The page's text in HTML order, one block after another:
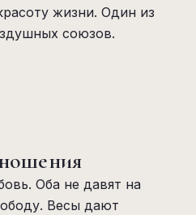
жизни. Один из
союзов.
Оба не давят на
Весы дают